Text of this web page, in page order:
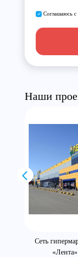
Соглашаюсь с
Наши
Сеть
«Лента»